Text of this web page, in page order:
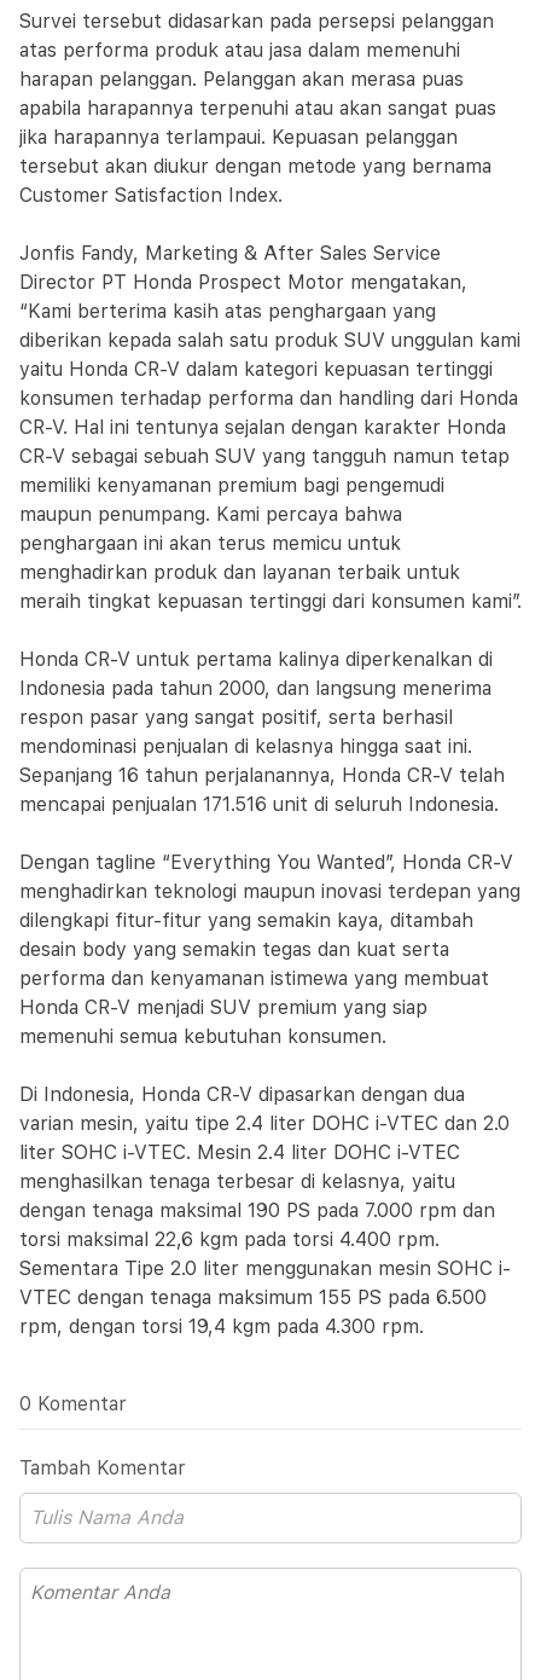
Survei tersebut didasarkan pada persepsi pelanggan
atas performa produk atau jasa dalam memenuhi
harapan pelanggan. Pelanggan akan merasa puas
apabila harapannya terpenuhi atau akan sangat puas
jika harapannya terlampaui. Kepuasan pelanggan
tersebut akan diukur dengan metode yang bernama
Customer Satisfaction Index.
Jonfis Fandy, Marketing & After Sales Service
Director PT Honda Prospect Motor mengatakan,
“Kami berterima kasih atas penghargaan yang
diberikan kepada salah satu produk SUV unggulan kami
yaitu Honda CR-V dalam kategori kepuasan tertinggi
konsumen terhadap performa dan handling dari Honda
CR-V. Hal ini tentunya sejalan dengan karakter Honda
CR-V sebagai sebuah SUV yang tangguh namun tetap
memiliki kenyamanan premium bagi pengemudi
maupun penumpang. Kami percaya bahwa
penghargaan ini akan terus memicu untuk
menghadirkan produk dan layanan terbaik untuk
meraih tingkat kepuasan tertinggi dari konsumen kami”.
Honda CR-V untuk pertama kalinya diperkenalkan di
Indonesia pada tahun 2000, dan langsung menerima
respon pasar yang sangat positif, serta berhasil
mendominasi penjualan di kelasnya hingga saat ini.
Sepanjang 16 tahun perjalanannya, Honda CR-V telah
mencapai penjualan 171.516 unit di seluruh Indonesia.
Dengan tagline “Everything You Wanted”, Honda CR-V
menghadirkan teknologi maupun inovasi terdepan yang
dilengkapi fitur-fitur yang semakin kaya, ditambah
desain body yang semakin tegas dan kuat serta
performa dan kenyamanan istimewa yang membuat
Honda CR-V menjadi SUV premium yang siap
memenuhi semua kebutuhan konsumen.
Di Indonesia, Honda CR-V dipasarkan dengan dua
varian mesin, yaitu tipe 2.4 liter DOHC i-VTEC dan 2.0
liter SOHC i-VTEC. Mesin 2.4 liter DOHC i-VTEC
menghasilkan tenaga terbesar di kelasnya, yaitu
dengan tenaga maksimal 190 PS pada 7.000 rpm dan
torsi maksimal 22,6 kgm pada torsi 4.400 rpm.
Sementara Tipe 2.0 liter menggunakan mesin SOHC i-
VTEC dengan tenaga maksimum 155 PS pada 6.500
rpm, dengan torsi 19,4 kgm pada 4.300 rpm.
0 Komentar
Tambah Komentar